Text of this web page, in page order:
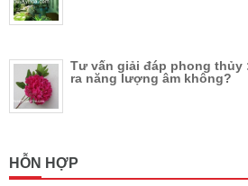
Tư vấn giải đáp phong thủy
ra năng lượng âm không?
HỖN HỢP